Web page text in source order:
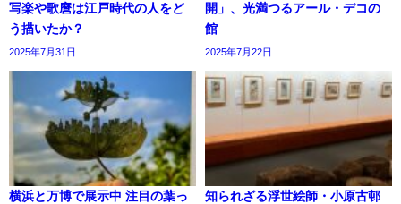
写楽や歌麿は江戸時代の人をど
う描いたか？
2025年7月31日
開」、光満つるアール・デコの
館
2025年7月22日
横浜と万博で展示中 注目の葉っ
知られざる浮世絵師・小原古邨